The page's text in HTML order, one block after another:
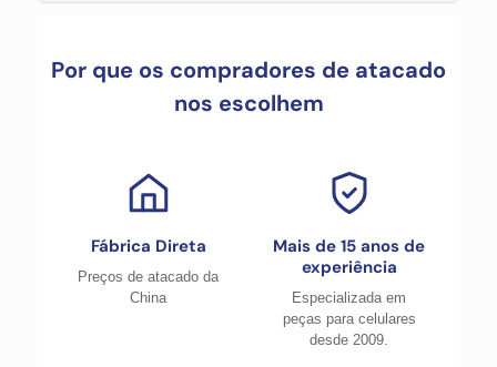
Por que os compradores de atacado
nos escolhem
Fábrica Direta
Preços de atacado da
China
Mais de 15 anos de
experiência
Especializada em
peças para celulares
desde 2009.